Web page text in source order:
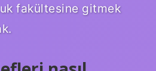
fakültesine gitmek